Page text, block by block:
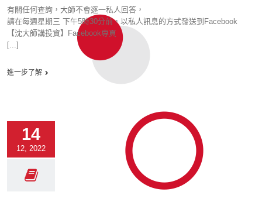
有關任何查詢，大師不會逐一私人回答，
請在每週星期三 下午5時30分前，以私人訊息的方式發送到Facebook
【沈大師講投資】Facebook專頁
[...]
進一步了解
14
12, 2022